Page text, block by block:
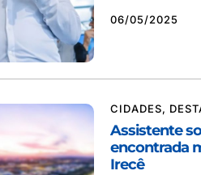
06/05/2025
CIDADES,
Assistente
encontrada
Irecê